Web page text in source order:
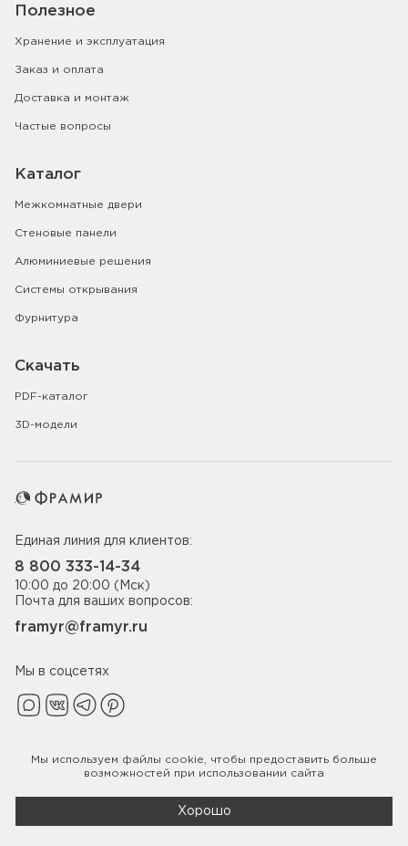
Полезное
Хранение и эксплуатация
Заказ и оплата
Доставка и монтаж
Частые вопросы
Каталог
Межкомнатные двери
Стеновые панели
Алюминиевые решения
Системы открывания
Фурнитура
Скачать
PDF-каталог
3D-модели
Единая линия для клиентов:
8 800 333-14-34
10:00 до 20:00 (Мск)
Почта для ваших вопросов:
framyr@framyr.ru
Мы в соцсетях
Политика конфиденциальности
Мы используем файлы cookie , чтобы предоставить больше
возможностей при использовании сайта
Хорошо